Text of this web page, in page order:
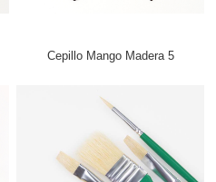
Cepillo Mango Madera 5